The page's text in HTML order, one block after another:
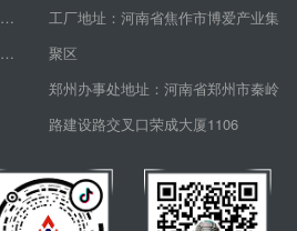
PY弹簧圆锥破碎机
DP单缸圆锥破碎机
工厂地址：河南省焦作市博爱产业集
聚区
郑州办事处地址：河南省郑州市秦岭
路建设路交叉口荣成大厦1106